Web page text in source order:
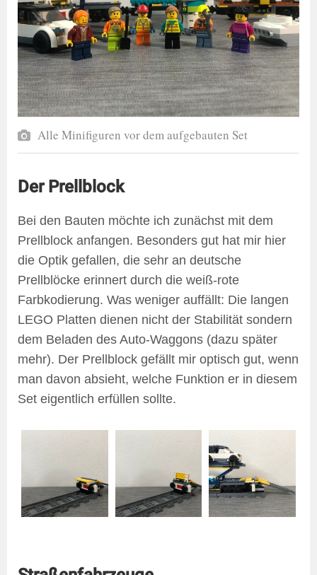
Alle Minifiguren vor dem aufgebauten Set
Der Prellblock
Bei den Bauten möchte ich zunächst mit dem
Prellblock anfangen. Besonders gut hat mir hier
die Optik gefallen, die sehr an deutsche
Prellblöcke erinnert durch die weiß-rote
Farbkodierung. Was weniger auffällt: Die langen
LEGO Platten dienen nicht der Stabilität sondern
dem Beladen des Auto-Waggons (dazu später
mehr). Der Prellblock gefällt mir optisch gut, wenn
man davon absieht, welche Funktion er in diesem
Set eigentlich erfüllen sollte.